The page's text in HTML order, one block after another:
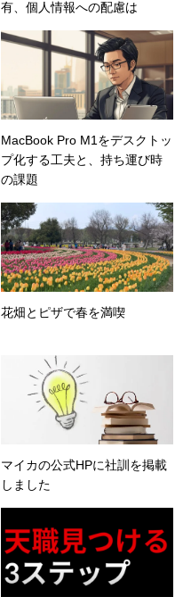
有、個人情報への配慮は
MacBook Pro M1をデスクトッ
プ化する工夫と、持ち運び時
の課題
花畑とピザで春を満喫
マイカの公式HPに社訓を掲載
しました